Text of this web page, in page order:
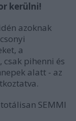
kerülni!
azoknak
a
pihenni és
alatt - az
SEMMI